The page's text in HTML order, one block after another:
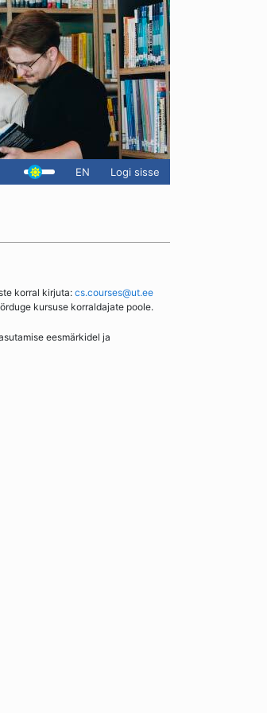
EN Logi sisse
korral kirjuta:cs.courses@ut.ee
kursuse korraldajate poole.
eesmärkidel ja